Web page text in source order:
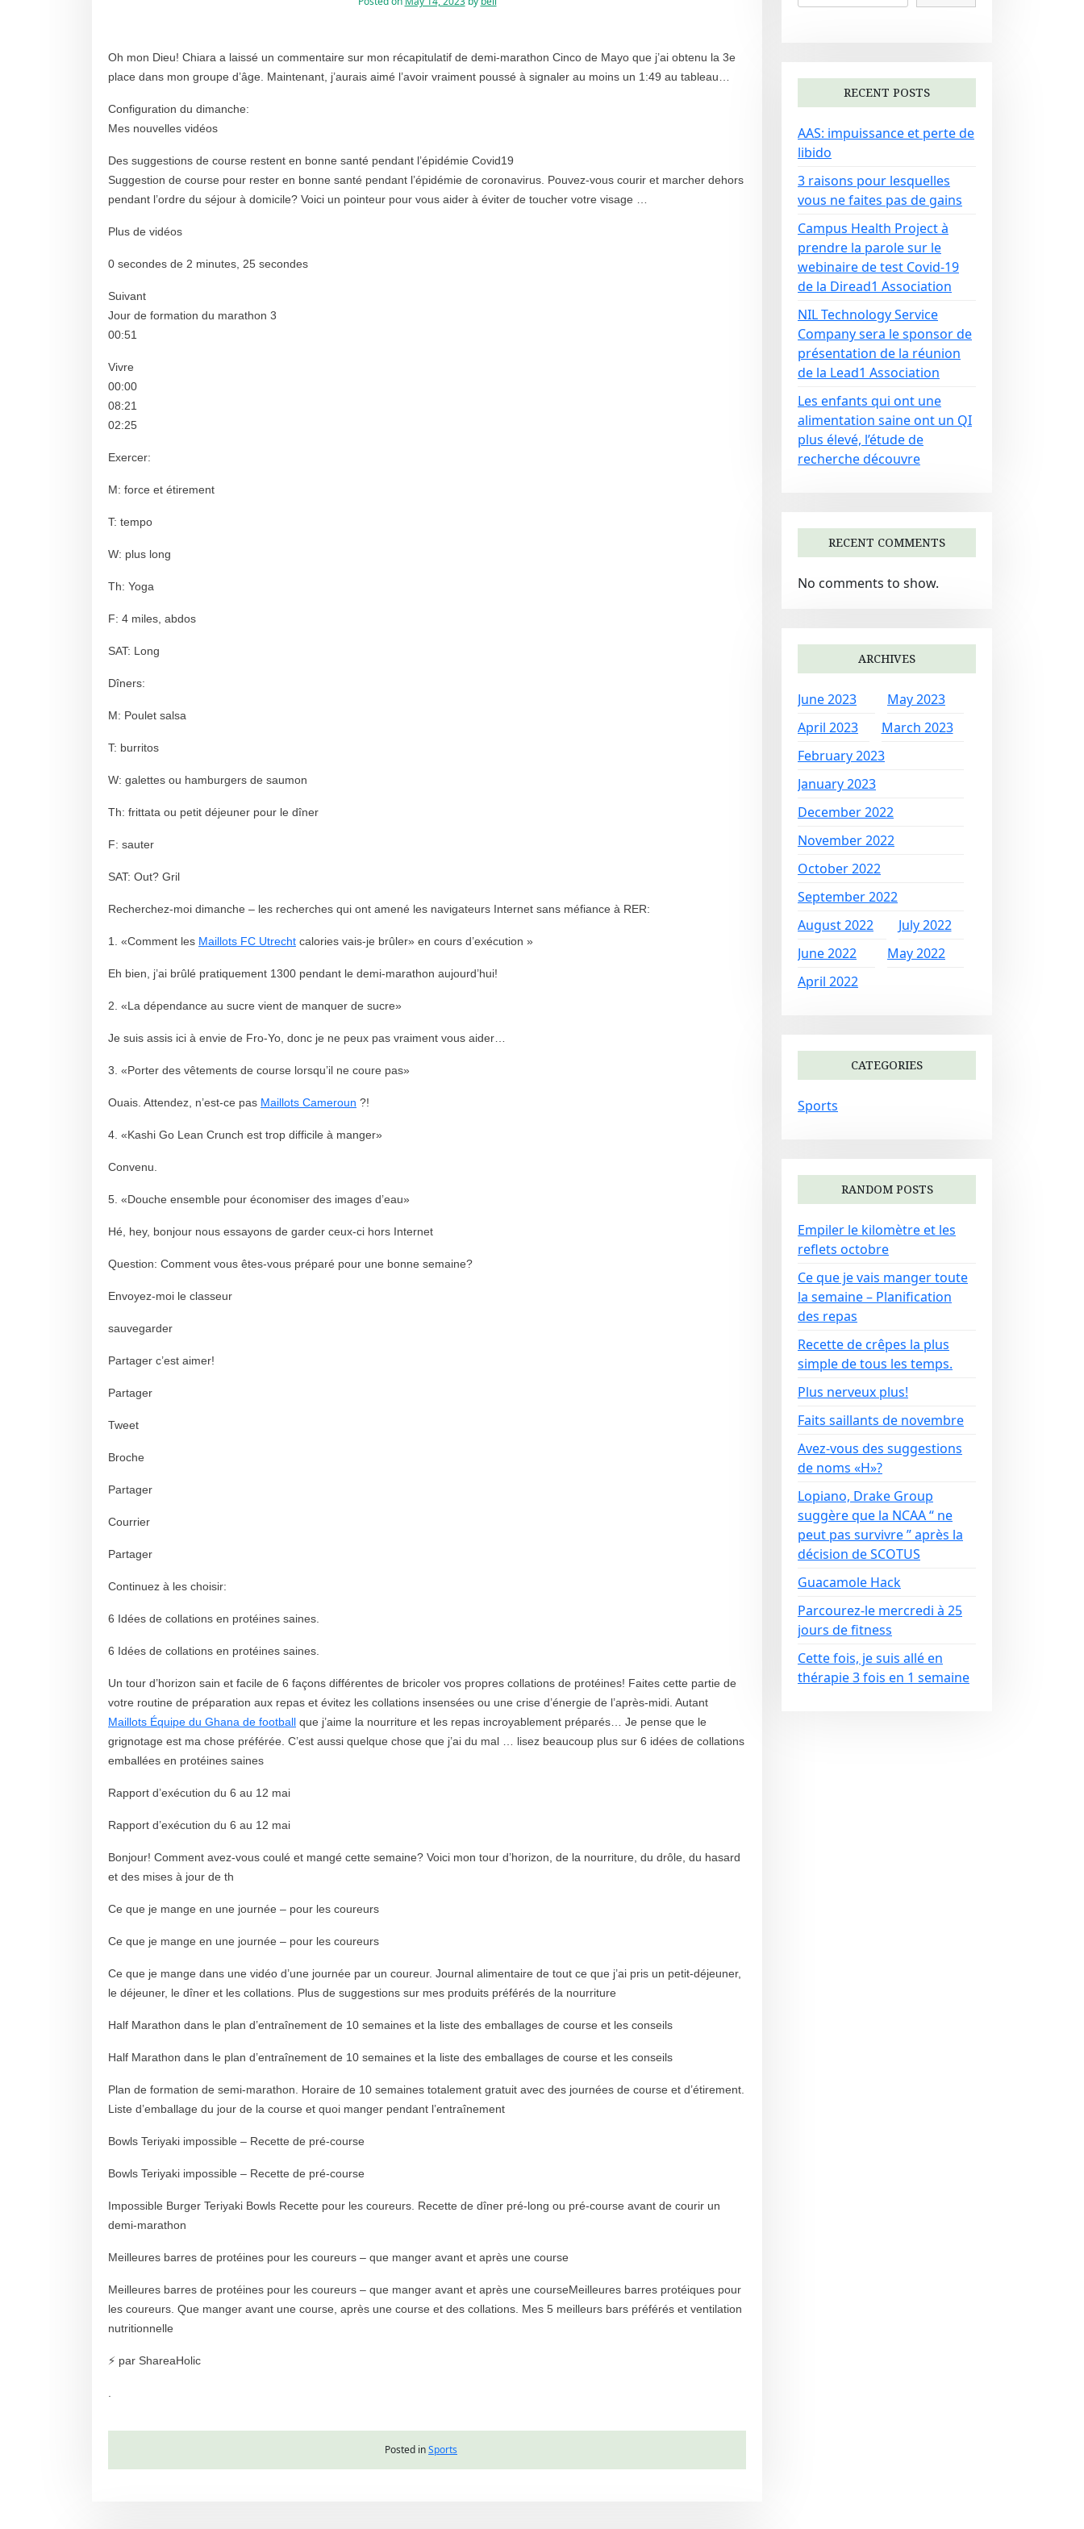
Oh mon Dieu! Chiara a laissé un commentaire sur mon récapitulatif de demi-marathon Cinco de Mayo que j’ai obtenu la 3e
place dans mon groupe d’âge. Maintenant, j’aurais aimé l’avoir vraiment poussé à signaler au moins un 1:49 au tableau…
Configuration du dimanche:
Mes nouvelles vidéos
Des suggestions de course restent en bonne santé pendant l’épidémie Covid19
Suggestion de course pour rester en bonne santé pendant l’épidémie de coronavirus. Pouvez-vous courir et marcher dehors
pendant l’ordre du séjour à domicile? Voici un pointeur pour vous aider à éviter de toucher votre visage …
Plus de vidéos
0 secondes de 2 minutes, 25 secondes
Suivant
Jour de formation du marathon 3
00:51
Vivre
00:00
08:21
02:25
Exercer:
M: force et étirement
T: tempo
W: plus long
Th: Yoga
F: 4 miles, abdos
SAT: Long
Dîners:
M: Poulet salsa
T: burritos
W: galettes ou hamburgers de saumon
Th: frittata ou petit déjeuner pour le dîner
F: sauter
SAT: Out? Gril
Recherchez-moi dimanche – les recherches qui ont amené les navigateurs Internet sans méfiance à RER:
1. «Comment les Maillots FC Utrecht calories vais-je brûler» en cours d’exécution »
Eh bien, j’ai brûlé pratiquement 1300 pendant le demi-marathon aujourd’hui!
2. «La dépendance au sucre vient de manquer de sucre»
Je suis assis ici à envie de Fro-Yo, donc je ne peux pas vraiment vous aider…
3. «Porter des vêtements de course lorsqu’il ne coure pas»
Ouais. Attendez, n’est-ce pas Maillots Cameroun ?!
4. «Kashi Go Lean Crunch est trop difficile à manger»
Convenu.
5. «Douche ensemble pour économiser des images d’eau»
Hé, hey, bonjour nous essayons de garder ceux-ci hors Internet
Question: Comment vous êtes-vous préparé pour une bonne semaine?
Envoyez-moi le classeur
sauvegarder
Partager c’est aimer!
Partager
Tweet
Broche
Partager
Courrier
Partager
Continuez à les choisir:
6 Idées de collations en protéines saines.
6 Idées de collations en protéines saines.
Un tour d’horizon sain et facile de 6 façons différentes de bricoler vos propres collations de protéines! Faites cette partie de
votre routine de préparation aux repas et évitez les collations insensées ou une crise d’énergie de l’après-midi. Autant
Maillots Équipe du Ghana de football que j’aime la nourriture et les repas incroyablement préparés… Je pense que le
grignotage est ma chose préférée. C’est aussi quelque chose que j’ai du mal … lisez beaucoup plus sur 6 idées de collations
emballées en protéines saines
Rapport d’exécution du 6 au 12 mai
Rapport d’exécution du 6 au 12 mai
Bonjour! Comment avez-vous coulé et mangé cette semaine? Voici mon tour d’horizon, de la nourriture, du drôle, du hasard
et des mises à jour de th
Ce que je mange en une journée – pour les coureurs
Ce que je mange en une journée – pour les coureurs
Ce que je mange dans une vidéo d’une journée par un coureur. Journal alimentaire de tout ce que j’ai pris un petit-déjeuner,
le déjeuner, le dîner et les collations. Plus de suggestions sur mes produits préférés de la nourriture
Half Marathon dans le plan d’entraînement de 10 semaines et la liste des emballages de course et les conseils
Half Marathon dans le plan d’entraînement de 10 semaines et la liste des emballages de course et les conseils
Plan de formation de semi-marathon. Horaire de 10 semaines totalement gratuit avec des journées de course et d’étirement.
Liste d’emballage du jour de la course et quoi manger pendant l’entraînement
Bowls Teriyaki impossible – Recette de pré-course
Bowls Teriyaki impossible – Recette de pré-course
Impossible Burger Teriyaki Bowls Recette pour les coureurs. Recette de dîner pré-long ou pré-course avant de courir un
demi-marathon
Meilleures barres de protéines pour les coureurs – que manger avant et après une course
Meilleures barres de protéines pour les coureurs – que manger avant et après une courseMeilleures barres protéiques pour
les coureurs. Que manger avant une course, après une course et des collations. Mes 5 meilleurs bars préférés et ventilation
nutritionnelle
⚡ par ShareaHolic
Posted inSports
RECENT POSTS
AAS: impuissance et perte de
libido
3 raisons pour lesquelles
vous ne faites pas de gains
Campus Health Project à
prendre la parole sur le
webinaire de test Covid-19
de la Diread1 Association
NIL Technology Service
Company sera le sponsor de
présentation de la réunion
de la Lead1 Association
Les enfants qui ont une
alimentation saine ont un QI
plus élevé, l’étude de
recherche découvre
RECENT COMMENTS
No comments to show.
ARCHIVES
June 2023
May 2023
April 2023
March 2023
February 2023
January 2023
December 2022
November 2022
October 2022
September 2022
August 2022
July 2022
June 2022
May 2022
April 2022
CATEGORIES
Sports
RANDOM POSTS
Empiler le kilomètre et les
reflets octobre
Ce que je vais manger toute
la semaine – Planification
des repas
Recette de crêpes la plus
simple de tous les temps.
Plus nerveux plus!
Faits saillants de novembre
Avez-vous des suggestions
de noms «H»?
Lopiano, Drake Group
suggère que la NCAA “ ne
peut pas survivre ” après la
décision de SCOTUS
Guacamole Hack
Parcourez-le mercredi à 25
jours de fitness
Cette fois, je suis allé en
thérapie 3 fois en 1 semaine